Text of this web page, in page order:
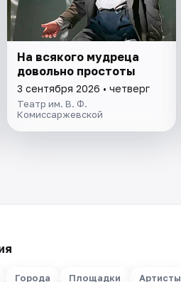
На всякого мудреца
довольно простоты
3 сентября 2026 • четверг
Театр им. В. Ф.
Комиссаржевской
Города Площадки Артисты